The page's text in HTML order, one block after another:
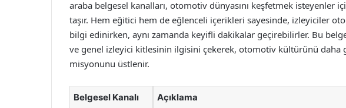
araba belgesel kanalları, otomotiv dünyasını keşfetmek isteyenler
taşır. Hem eğitici hem de eğlenceli içerikleri sayesinde, izleyiciler
bilgi edinirken, aynı zamanda keyifli dakikalar geçirebilirler. Bu
ve genel izleyici kitlesinin ilgisini çekerek, otomotiv kültürünü daha
misyonunu üstlenir.
Belgesel Kanalı Açıklama